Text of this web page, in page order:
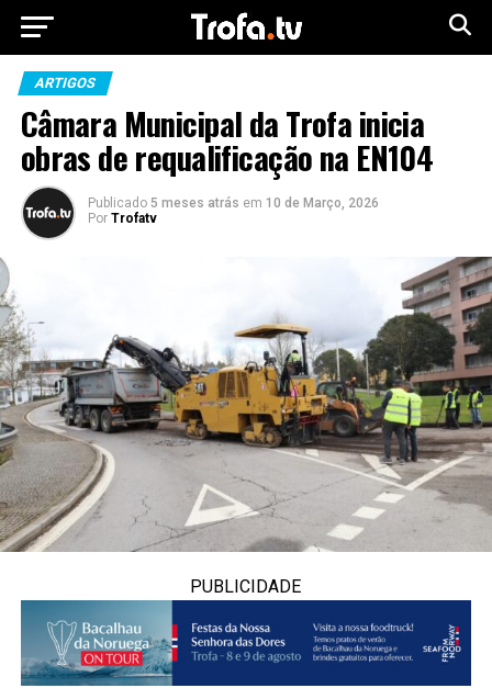
ARTIGOS
Câmara Municipal da Trofa inicia
obras de requalificação na EN104
Publicado 5 meses atrás em 10 de Março, 2026
Por Trofatv
PUBLICIDADE